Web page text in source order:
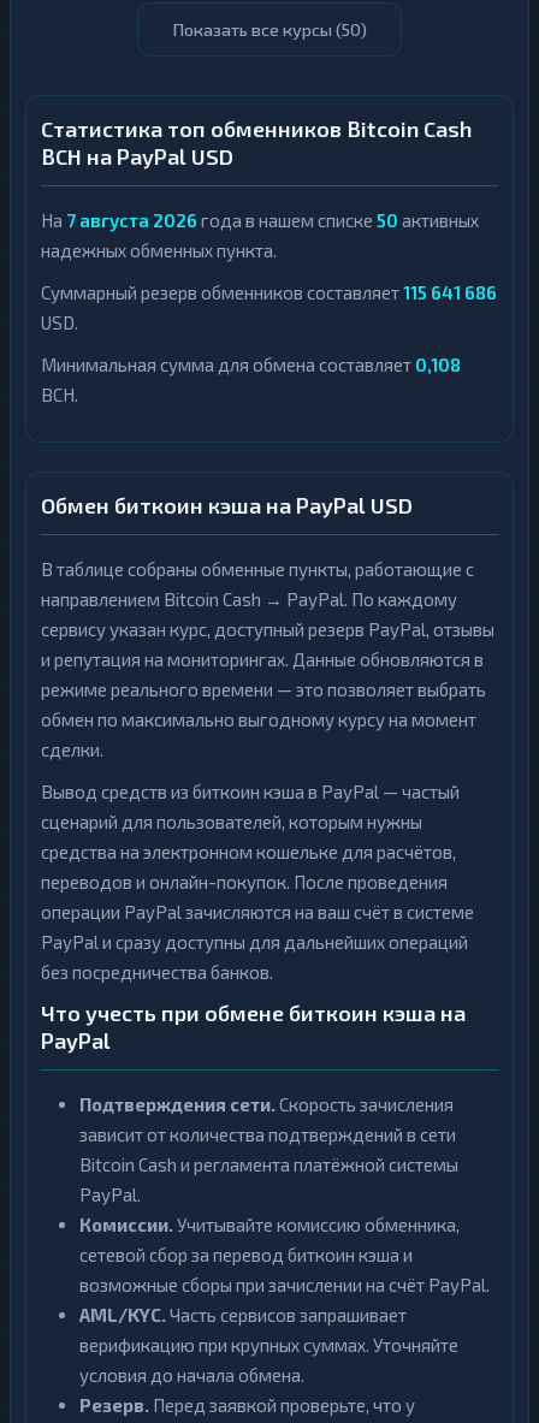
Показать все курсы (50)
Статистика топ обменников Bitcoin Cash
BCH на PayPal USD
На 7 августа 2026 года в нашем списке 50 активных
надежных обменных пункта.
Суммарный резерв обменников составляет115 641 686
USD.
Минимальная сумма для обмена составляет 0,108
BCH.
Обмен биткоин кэша на PayPal USD
В таблице собраны обменные пункты, работающие с
направлением Bitcoin Cash → PayPal. По каждому
сервису указан курс, доступный резерв PayPal, отзывы
и репутация на мониторингах. Данные обновляются в
режиме реального времени — это позволяет выбрать
обмен по максимально выгодному курсу на момент
сделки.
Вывод средств из биткоин кэша в PayPal — частый
сценарий для пользователей, которым нужны
средства на электронном кошельке для расчётов,
переводов и онлайн-покупок. После проведения
операции PayPal зачисляются на ваш счёт в системе
PayPal и сразу доступны для дальнейших операций
без посредничества банков.
Что учесть при обмене биткоин кэша на
PayPal
Подтверждения сети.Скорость зачисления
зависит от количества подтверждений в сети
Bitcoin Cash и регламента платёжной системы
PayPal.
Комиссии.Учитывайте комиссию обменника,
сетевой сбор за перевод биткоин кэша и
возможные сборы при зачислении на счёт PayPal.
AML/KYC.Часть сервисов запрашивает
верификацию при крупных суммах. Уточняйте
условия до начала обмена.
Резерв. Перед заявкой проверьте, что у